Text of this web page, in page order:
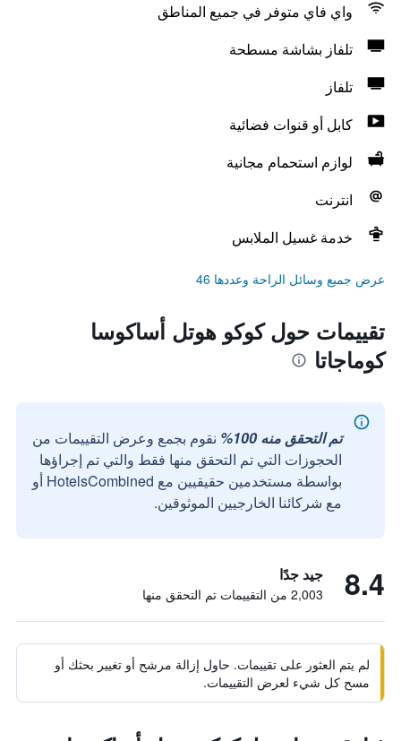
واي فاي متوفر في جميع المناطق
تلفاز بشاشة مسطحة
تلفاز
كابل أو قنوات فضائية
لوازم استحمام مجانية
انترنت
خدمة غسيل الملابس
عرض جميع وسائل الراحة وعددها 46
تقييمات حول كوكو هوتل أساكوسا
كوماجاتا
تم التحقق منه 100%
نقوم بجمع وعرض التقييمات من
الحجوزات التي تم التحقق منها فقط والتي تم إجراؤها
بواسطة مستخدمين حقيقيين مع HotelsCombined أو
مع شركائنا الخارجيين الموثوقين.
8.4 جيد جدًا
2,003 من التقييمات تم التحقق منها
لم يتم العثور على تقييمات. حاول إزالة مرشح أو تغيير بحثك أو
مسح كل شيء لعرض التقييمات.